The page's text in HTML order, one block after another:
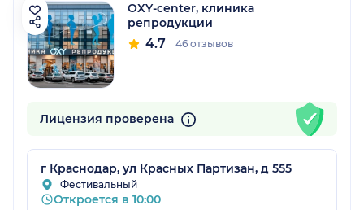
OXY-center, клиника
репродукции
4.7 46 отзывов
Лицензия проверена
г Краснодар, ул Красных Партизан, д 555
Фестивальный
Откроется в 10:00